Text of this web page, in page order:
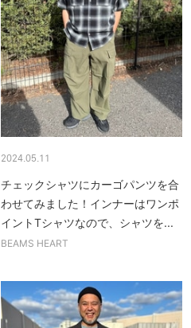
2024.05.11
チェックシャツにカーゴパンツを合
わせてみました！インナーはワンポ
イントTシャツなので、シャツを...
BEAMS HEART